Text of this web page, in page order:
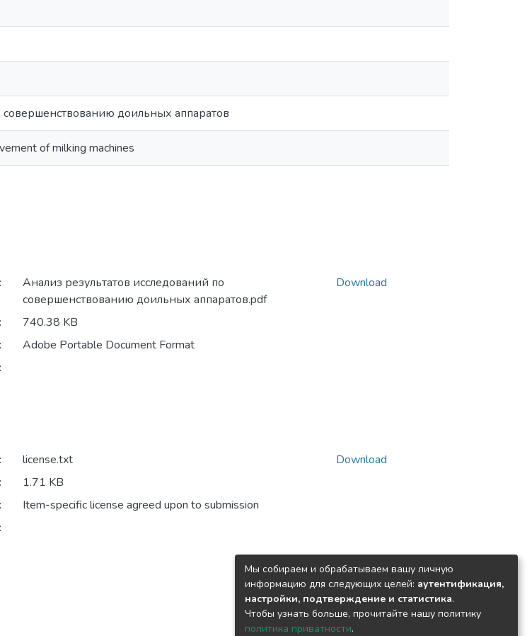
доильных аппаратов
of milking machines
Анализ результатов исследований по
совершенствованию доильных аппаратов.pdf
740.38 KB
Adobe Portable Document Format
Download
license.txt
1.71 KB
Item-specific license agreed upon to submission
Download
Мы собираем и обрабатываем вашу личную
информацию для следующих целей: аутентификация,
настройки, подтверждение и статистика.
Чтобы узнать больше, прочитайте нашу политику
политика приватности.